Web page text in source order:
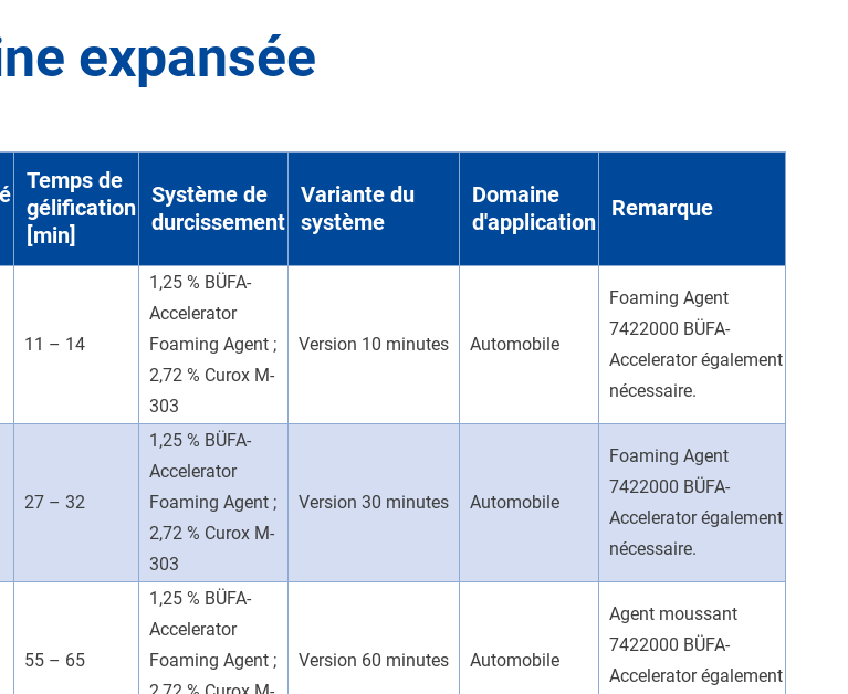
expansée
Temps de
gélification
[min]
Système de
durcissement
Variante du
système
Domaine
d'application
Remarque
11 – 14
1,25 % BÜFA-
Accelerator
Foaming Agent ;
2,72 % Curox M-
303
Version 10 minutes Automobile
Foaming Agent
7422000 BÜFA-
Accelerator également
nécessaire.
27 – 32
1,25 % BÜFA-
Accelerator
Foaming Agent ;
2,72 % Curox M-
303
Version 30 minutes Automobile
Foaming Agent
7422000 BÜFA-
Accelerator également
nécessaire.
55 – 65
1,25 % BÜFA-
Accelerator
Foaming Agent ;
Version 60 minutes Automobile
Agent moussant
7422000 BÜFA-
Accelerator également